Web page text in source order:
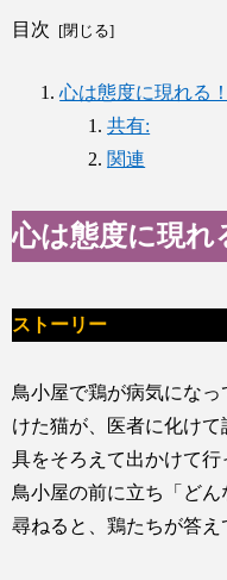
目次
心は態度に現れる！
共有:
関連
心は態度に現れ
ストーリー
鳥小屋で鶏が病気になっ
けた猫が、医者に化けて
具をそろえて出かけて行
鳥小屋の前に立ち「どん
尋ねると、鶏たちが答え